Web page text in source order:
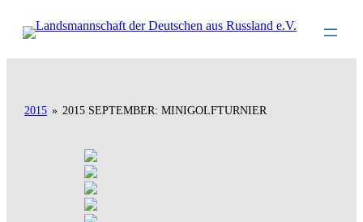
zum
Inhalt
wechseln
2015 » 2015 SEPTEMBER: MINIGOLFTURNIER